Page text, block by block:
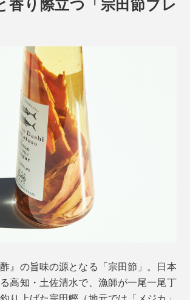
なティースプーンに1滴だけ垂らして、
てください。
香り際立つ「宗田節ブレ
』の旨味の源となる「宗田節」。日本
高知・土佐清水で、漁師が一尾一尾丁